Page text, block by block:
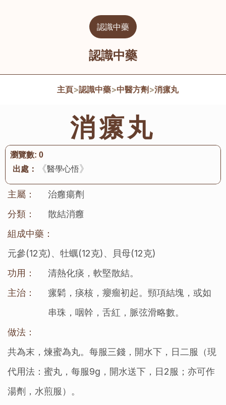
認識中藥
認識中藥
主頁>認識中藥>中醫方劑 >消瘰丸
消瘰丸
出處： 《醫學心悟》
瀏覽數: 0
主屬：
治癰瘍劑
分類：
散結消癰
組成中藥：
元參(12克)、牡蠣(12克)、貝母(12克)
功用：
清熱化痰，軟堅散結。
主治：
瘰鬁，痰核，癭瘤初起。頸項結塊，或如
串珠，咽幹，舌紅，脈弦滑略數。
做法：
共為末，煉蜜為丸。每服三錢，開水下，日二服（現
代用法：蜜丸，每服9g，開水送下，日2服；亦可作
湯劑，水煎服）。